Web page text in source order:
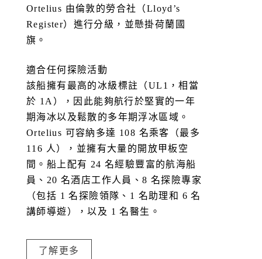
Ortelius 由倫敦的勞合社（Lloyd’s
Register）進行分級，並懸掛荷蘭國
旗。
適合任何探險活動
該船擁有最高的冰級標註（UL1，相當
於 1A），因此能夠航行於堅實的一年
期海冰以及鬆散的多年期浮冰區域。
Ortelius 可容納多達 108 名乘客（最多
116 人），並擁有大量的開放甲板空
間。船上配有 24 名經驗豐富的航海船
員、20 名酒店工作人員、8 名探險專家
（包括 1 名探險領隊、1 名助理和 6 名
講師導遊），以及 1 名醫生。
了解更多